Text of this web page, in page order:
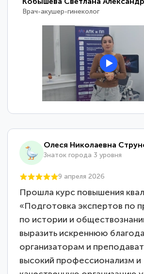
Врач-акушер-гинеколог
Олеся Николаевна
Знаток города 3 уровня
9 апреля 2026
Прошла курс повышения
«Подготовка экспертов по
по истории и
выразить искреннюю
организаторам и
высокий профессионализм и